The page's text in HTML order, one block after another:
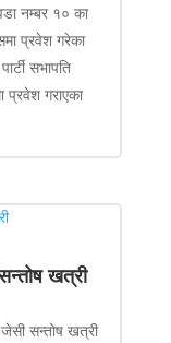
नम्बर १० का
प्रवेश गरेका
सभापति
प्रवेश गराएका
खत्री
सन्तोष खत्री